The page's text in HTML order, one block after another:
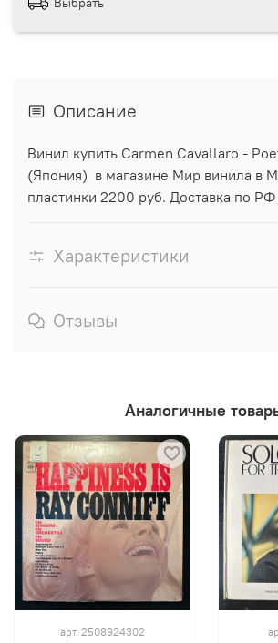
Описание
Винил купить Carmen Cavallaro -
(Япония) в магазине Мир винила в
пластинки 2200 руб. Доставка по
Характеристики
Отзывы
Аналогичные
арт. 2508924302